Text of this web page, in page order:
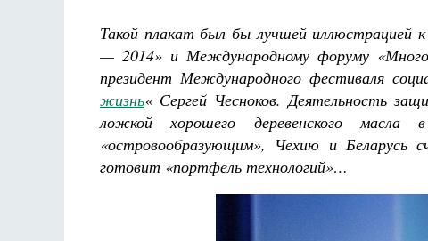
Такой плакат был бы лучшей иллюстрацией
— 2014» и Международному форуму
президент Международного фестиваля
жизнь« Сергей Чесноков. Деятельность
ложкой хорошего деревенского
«островообразующим», Чехию и Беларусь
готовит «портфель технологий»…